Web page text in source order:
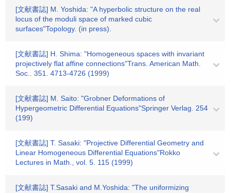
[文献書誌] M. Yoshida: "A hyperbolic structure on the real
locus of the moduli space of marked cubic
surfaces"Topology. (in press).
[文献書誌] H. Shima: "Homogeneous spaces with invariant
projectively flat affine connections"Trans. American Math.
Soc.. 351. 4713-4726 (1999)
[文献書誌] M. Saito: "Grobner Deformations of
Hypergeometric Differential Equations"Springer Verlag. 254
(199)
[文献書誌] T. Sasaki: "Projective Differential Geometry and
Linear Homogeneous Differential Equations"Rokko
Lectures in Math., vol. 5. 115 (1999)
[文献書誌] T.Sasaki and M.Yoshida: "The uniformizing